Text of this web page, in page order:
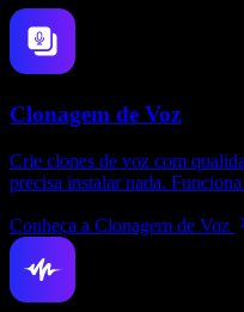
Clonagem de Voz
Crie clones de voz com
precisa instalar nada.
Conheça a Clonagem de Voz